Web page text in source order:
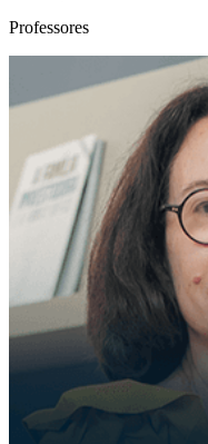
Professores